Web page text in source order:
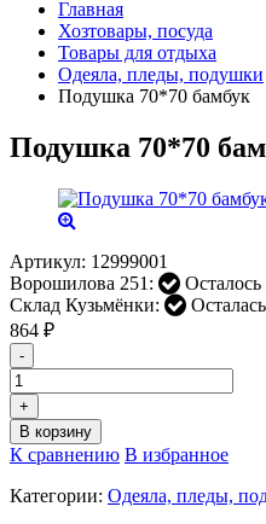
Главная
Хозтовары, посуда
Товары для отдыха
Одеяла, пледы, подушки
Подушка 70*70 бамбук
Подушка 70*70
Артикул: 12999001
Ворошилова 251:
Склад Кузьмёнки:
864 ₽
-
+
В корзину
К сравнению В избранное
Категории: Одеяла, пледы,